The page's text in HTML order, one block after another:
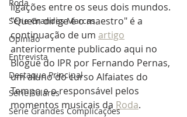
Roda
Série Grandes Marcas
Opinião
Entrevista
Destaque Principal
Série Solares
Série Grandes Complicações
ligações entre os seus dois mundos.
"Quem dirige é o maestro" é a
continuação de um artigo
anteriormente publicado aqui no
Blogue do IPR por Fernando Pernas,
um aluno do curso Alfaiates do
Tempo e o responsável pelos
momentos musicais da Roda.